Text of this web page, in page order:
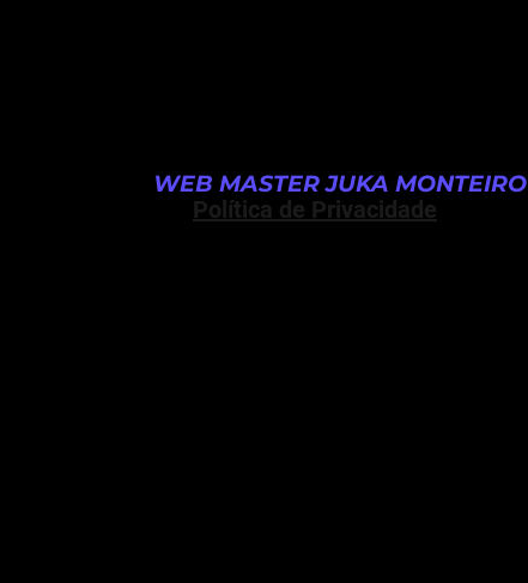
WEB MASTER JUKA MONTEIRO
Política de Privacidade